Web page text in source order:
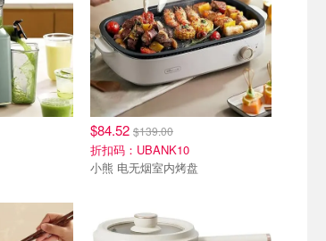
$84.52 $139.00
折扣码：UBANK10
小熊 电无烟室内烤盘